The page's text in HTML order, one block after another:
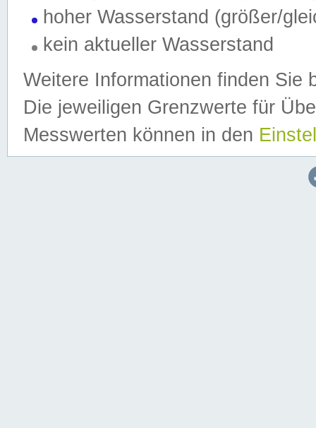
hoher Wasserstand (größer/
kein aktueller Wasserstand
Weitere Informationen finden Sie
Die jeweiligen Grenzwerte für
Messwerten können in den